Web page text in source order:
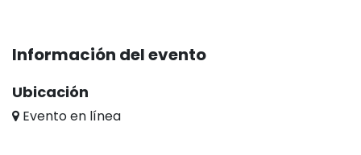
Información del evento
Ubicación
Evento en línea